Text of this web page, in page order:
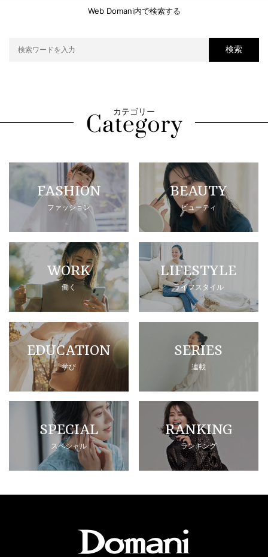
Web Domani内で検索する
検索
カテゴリー
FASHION
ファッション
BEAUTY
ビューティ
WORK
働く
LIFESTYLE
ライフスタイル
EDUCATION
学び
SERIES
連載
SPECIAL
スペシャル
RANKING
ランキング